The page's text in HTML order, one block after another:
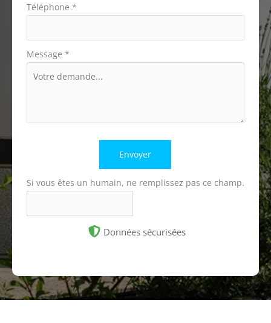
Téléphone *
Message *
Envoyer
Si vous êtes un humain, ne remplissez pas ce champ.
Données sécurisées